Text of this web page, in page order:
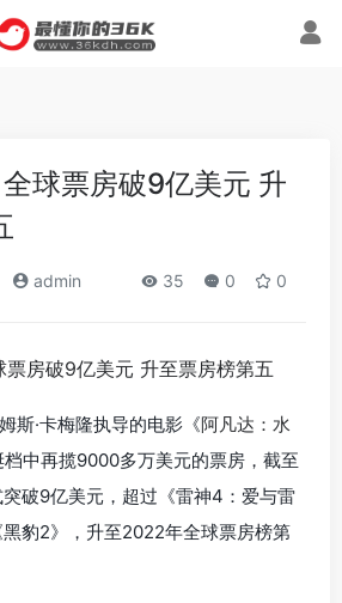
全球票房破9亿美元 升
admin 35 0 0
斯·卡梅隆执导的电影《阿凡达：水
档中再揽9000多万美元的票房，截至
破9亿美元，超过《雷神4：爱与雷
豹2》，升至2022年全球票房榜第